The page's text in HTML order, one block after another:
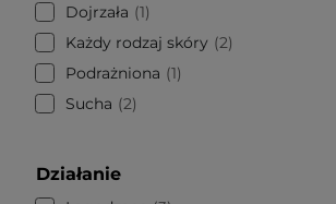
Dojrzała
1
Każdy rodzaj skóry
2
Podrażniona
1
Sucha
2
Działanie